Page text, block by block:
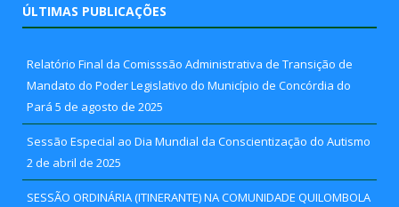
ÚLTIMAS PUBLICAÇÕES
Relatório Final da Comisssão Administrativa de Transição de
Mandato do Poder Legislativo do Município de Concórdia do
Pará 5 de agosto de 2025
Sessão Especial ao Dia Mundial da Conscientização do Autismo
2 de abril de 2025
SESSÃO ORDINÁRIA (ITINERANTE) NA COMUNIDADE QUILOMBOLA